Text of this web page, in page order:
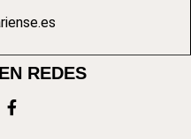
REDES